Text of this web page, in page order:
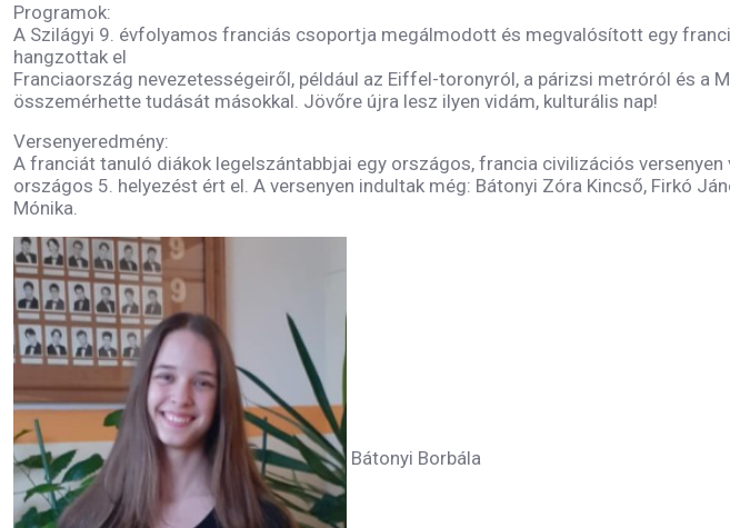
Programok:
A Szilágyi 9. évfolyamos franciás csoportja megálmodott és megvalósított egy
hangzottak el
Franciaország nevezetességeiről, például az Eiffel-toronyról, a párizsi metróról és a
összemérhette tudását másokkal. Jövőre újra lesz ilyen vidám, kulturális nap!
Versenyeredmény:
A franciát tanuló diákok legelszántabbjai egy országos, francia civilizációs
országos 5. helyezést ért el. A versenyen indultak még: Bátonyi Zóra Kincső, Firkó
Mónika.
Bátonyi Borbála